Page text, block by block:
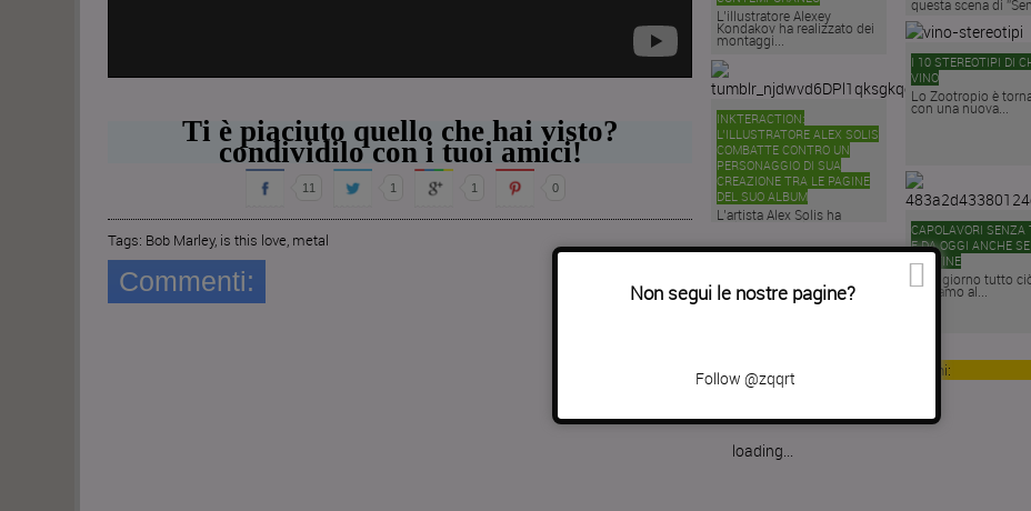
Ti è piaciuto quello che hai visto?
condividilo con i tuoi amici!
11 1 1 0
Tags: Bob Marley, is this love, metal
Commenti:
L’illustratore Alexey
Kondakov ha realizzato dei
montaggi...
INKTERACTION:
L’ILLUSTRATORE ALEX SOLIS
COMBATTE CONTRO UN
PERSONAGGIO DI SUA
CREAZIONE TRA LE PAGINE
DEL SUO ALBUM
L’artista Alex Solis ha
questa scena di
I 10 STEREOTIPI DI
VINO
Lo Zootropio è
con una nuova...
CAPOLAVORI SENZA
E DA OGGI ANCHE
GLUTINE
Oggi giorno tutto
troviamo al...
Per informazioni:
loading...
Non segui le nostre pagine?
Follow @zqqrt